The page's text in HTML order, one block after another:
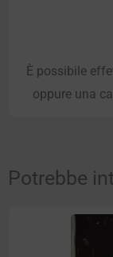
È possibile
oppure una
Potrebbe